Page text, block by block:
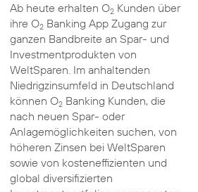
Ab heute erhalten O2Kunden über
ihre O2Banking App Zugang zur
ganzen Bandbreite an Spar- und
Investmentprodukten von
WeltSparen. Im anhaltenden
Niedrigzinsumfeld in Deutschland
können O2Banking Kunden, die
nach neuen Spar- oder
Anlagemöglichkeiten suchen, von
höheren Zinsen bei WeltSparen
sowie von kosteneffizienten und
global diversifizierten